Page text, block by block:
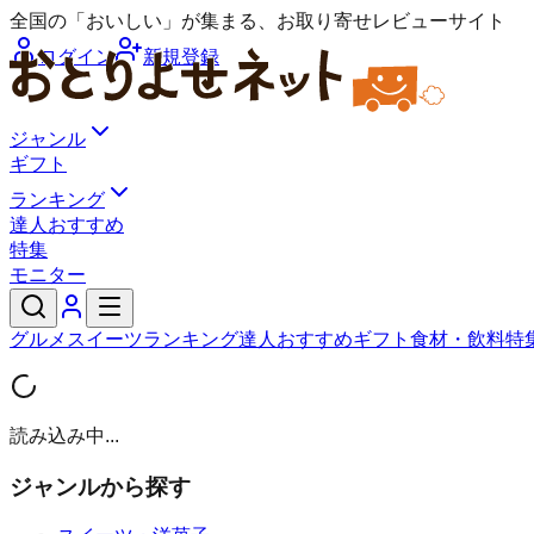
全国の「おいしい」が集まる、お取り寄せレビューサイト
ログイン
新規登録
ジャンル
ギフト
ランキング
達人おすすめ
特集
モニター
グルメ スイーツランキング達人おすすめギフト 食材・飲料特
読み込み中...
ジャンルから探す